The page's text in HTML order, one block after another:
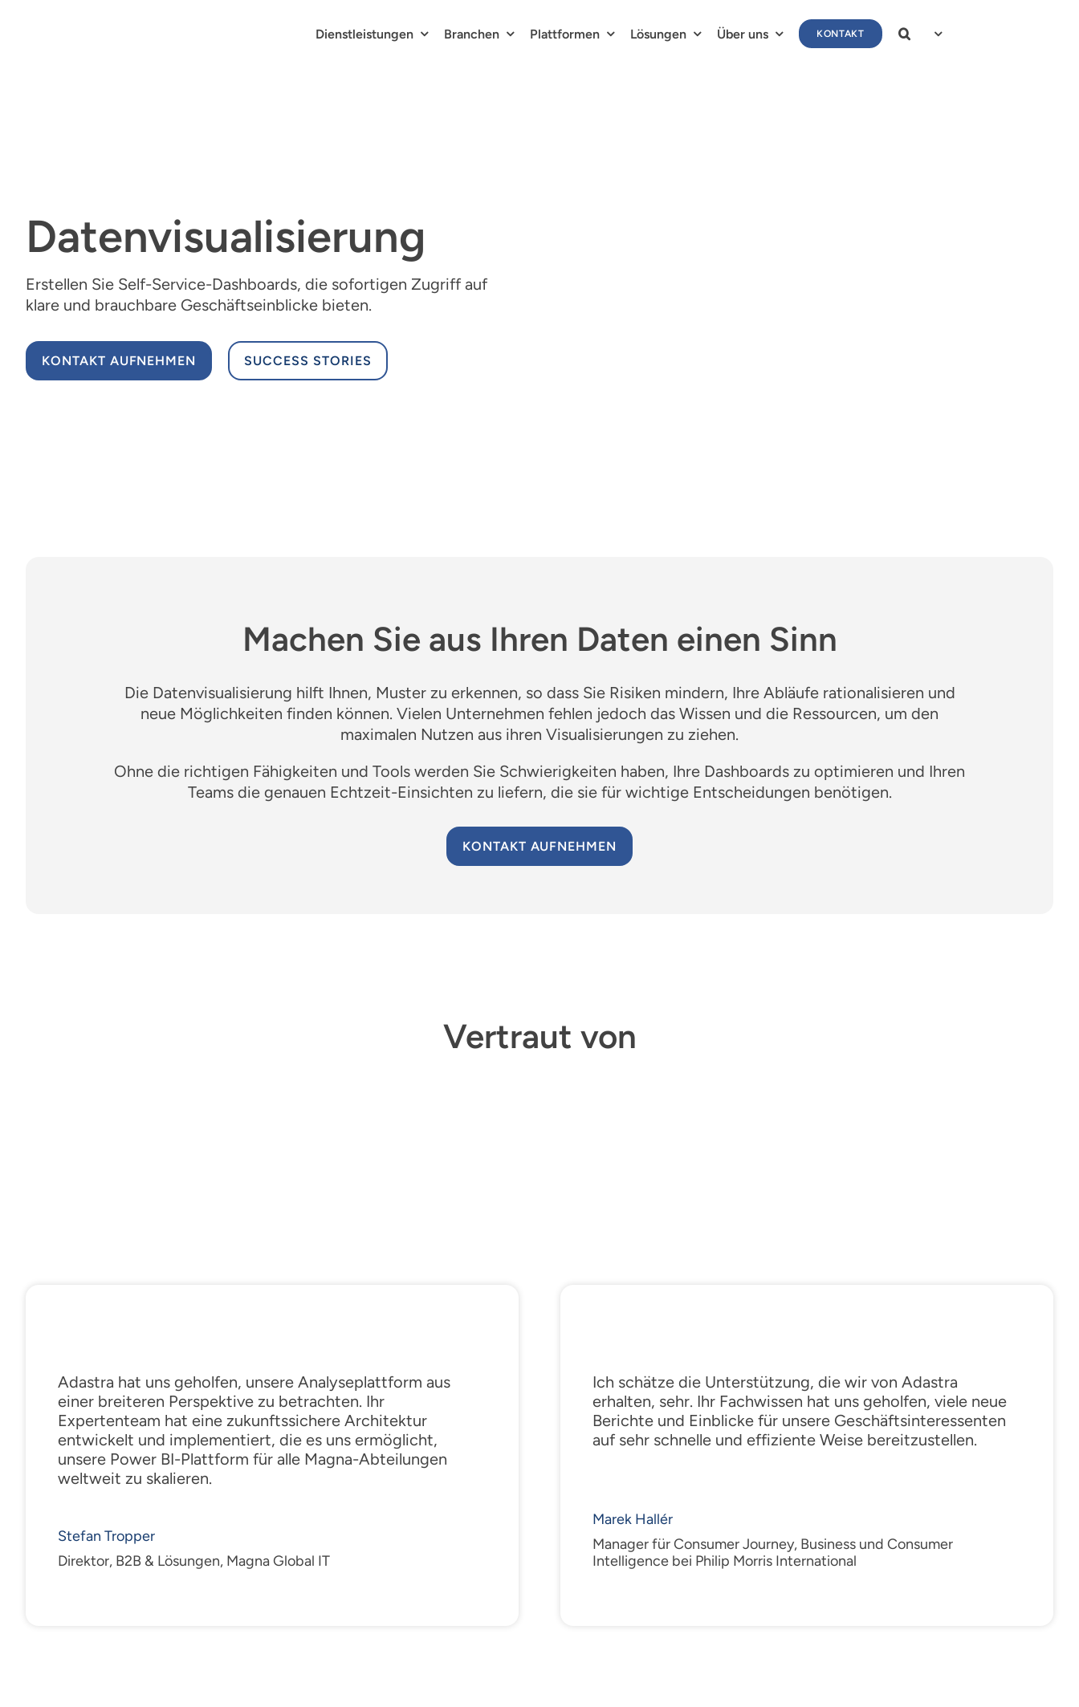
Dienstleistungen Branchen Plattformen Lösungen Über uns KONTAKT
Datenvisualisierung
Erstellen Sie Self-Service-Dashboards, die sofortigen Zugriff auf
klare und brauchbare Geschäftseinblicke bieten.
KONTAKT AUFNEHMEN SUCCESS STORIES
Machen Sie aus Ihren Daten einen Sinn
Die Datenvisualisierung hilft Ihnen, Muster zu erkennen, so dass Sie Risiken mindern, Ihre Abläufe rationalisieren und
neue Möglichkeiten finden können. Vielen Unternehmen fehlen jedoch das Wissen und die Ressourcen, um den
maximalen Nutzen aus ihren Visualisierungen zu ziehen.
Ohne die richtigen Fähigkeiten und Tools werden Sie Schwierigkeiten haben, Ihre Dashboards zu optimieren und Ihren
Teams die genauen Echtzeit-Einsichten zu liefern, die sie für wichtige Entscheidungen benötigen.
KONTAKT AUFNEHMEN
Vertraut von
Adastra hat uns geholfen, unsere Analyseplattform aus
einer breiteren Perspektive zu betrachten. Ihr
Expertenteam hat eine zukunftssichere Architektur
entwickelt und implementiert, die es uns ermöglicht,
unsere Power BI-Plattform für alle Magna-Abteilungen
weltweit zu skalieren.
Stefan Tropper
Direktor, B2B & Lösungen, Magna Global IT
Ich schätze die Unterstützung, die wir von Adastra
erhalten, sehr. Ihr Fachwissen hat uns geholfen, viele neue
Berichte und Einblicke für unsere Geschäftsinteressenten
auf sehr schnelle und effiziente Weise bereitzustellen.
Marek Hallér
Manager für Consumer Journey, Business und Consumer
Intelligence bei Philip Morris International